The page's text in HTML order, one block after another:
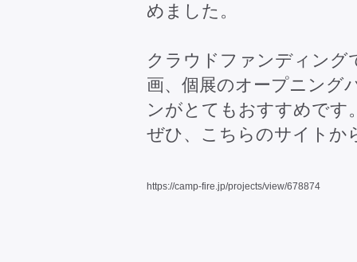
めました。
クラウドファンディング
画、個展のオープニング
ンがとてもおすすめです
ぜひ、こちらのサイトか
https://camp-fire.jp/projects/view/678874